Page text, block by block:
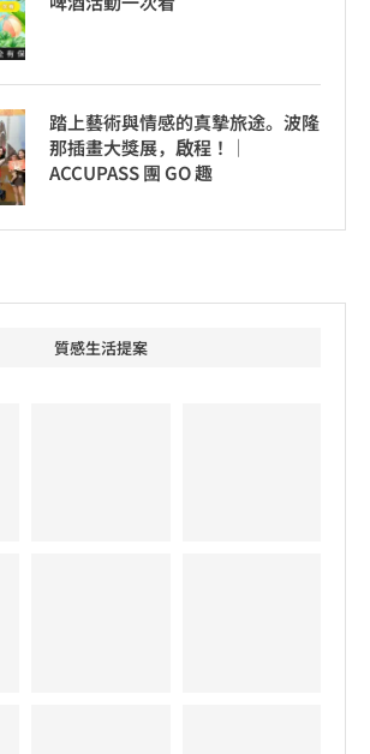
踏上藝術與情感的真摯旅途。波隆
那插畫大獎展，啟程！│
ACCUPASS 團 GO 趣
質感生活提案